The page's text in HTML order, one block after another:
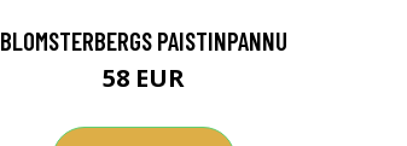
BLOMSTERBERGS PAISTINPANNU
58 EUR